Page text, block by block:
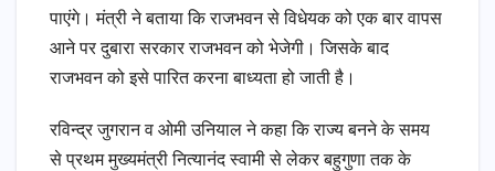
पाएंगे। मंत्री ने बताया कि राजभवन से विधेयक को एक बार वापस
आने पर दुबारा सरकार राजभवन को भेजेगी। जिसके बाद
राजभवन को इसे पारित करना बाध्यता हो जाती है।
रविन्द्र जुगरान व ओमी उनियाल ने कहा कि राज्य बनने के समय
से प्रथम मुख्यमंत्री नित्यानंद स्वामी से लेकर बहुगुणा तक के